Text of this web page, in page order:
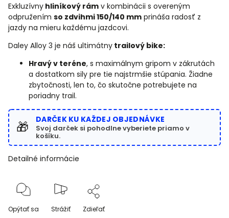
Exkluzívny hliníkový rám v kombinácii s overeným
odpružením so zdvihmi 150/140 mm prináša radosť z
jazdy na mieru každému jazdcovi.
Daley Alloy 3 je náš ultimátny trailový bike:
Hravý v teréne, s maximálnym gripom v zákrutách
a dostatkom sily pre tie najstrmšie stúpania. Žiadne
zbytočnosti, len to, čo skutočne potrebujete na
poriadny trail.
🎁 DARČEK KU KAŽDEJ OBJEDNÁVKE
Svoj darček si pohodlne vyberiete priamo v
košíku.
Detailné informácie
Opýtať sa Strážiť Zdieľať